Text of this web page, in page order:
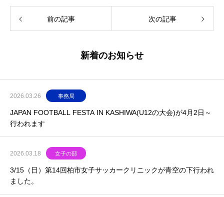
前の記事 次の記事
新着のお知らせ
2026.03.26 事務局
JAPAN FOOTBALL FESTA IN KASHIWA(U12の大会)が4月2日～
行われます
2026.03.18 女子の部
3/15（日）第14回柏市女子サッカークリニックが青空の下行われ
ました。